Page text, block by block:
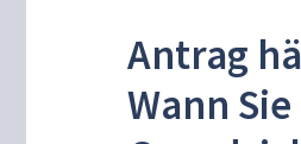
Antrag
Wann